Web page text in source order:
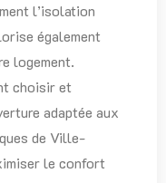
l’isolation
également
logement.
choisir et
adaptée aux
de Ville-
le confort